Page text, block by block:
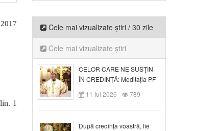
1
Cele mai vizualizate știri / 30 zile
Cele mai vizualizate știri
CELOR CARE NE SUSȚIN
ÎN CREDINȚĂ: Meditația PF
Claudiu la Duminica a VI-a
după Rusalii
11 Iul 2026 789
După credinţa voastră, fie